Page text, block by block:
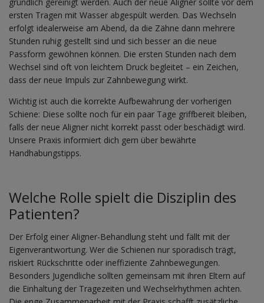
ersten Tragen mit Wasser abgespült werden. Das Wechseln
erfolgt idealerweise am Abend, da die Zähne dann mehrere
Stunden ruhig gestellt sind und sich besser an die neue
Passform gewöhnen können. Die ersten Stunden nach dem
Wechsel sind oft von leichtem Druck begleitet – ein Zeichen,
dass der neue Impuls zur Zahnbewegung wirkt.
Wichtig ist auch die korrekte Aufbewahrung der vorherigen
Schiene: Diese sollte noch für ein paar Tage griffbereit bleiben,
falls der neue Aligner nicht korrekt passt oder beschädigt wird.
Unsere Praxis informiert dich gern über bewährte
Handhabungstipps.
Welche Rolle spielt die Disziplin des
Patienten?
Der Erfolg einer Aligner-Behandlung steht und fällt mit der
Eigenverantwortung. Wer die Schienen nur sporadisch trägt,
riskiert Rückschritte oder ineffiziente Zahnbewegungen.
Besonders Jugendliche sollten gemeinsam mit ihren Eltern auf
die Einhaltung der Tragezeiten und Wechselrhythmen achten.